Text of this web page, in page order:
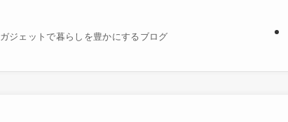
ガジェットで暮らしを豊かにするブログ